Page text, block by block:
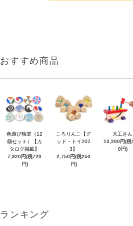
おすすめ商品
色遊び独楽（12
個セット）【カ
タログ掲載】
7,920円(税720
円)
ころりんこ【グ
ッド・トイ202
3】
2,750円(税250
円)
大工さん
13,200円(税
0円)
ランキング